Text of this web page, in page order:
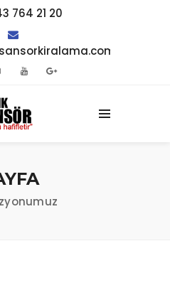
764 21 20